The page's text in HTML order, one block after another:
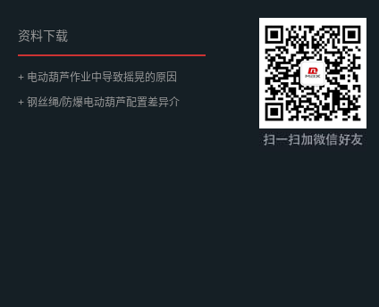
资料下载
+ 电动葫芦作业中导致摇晃的原因
+ 钢丝绳/防爆电动葫芦配置差异介